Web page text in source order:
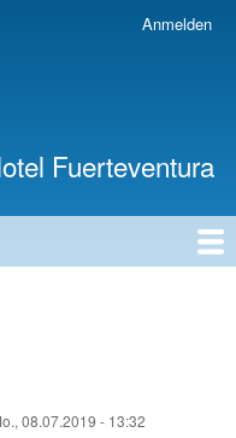
Anmelden
Fuerteventura
08.07.2019 - 13:32